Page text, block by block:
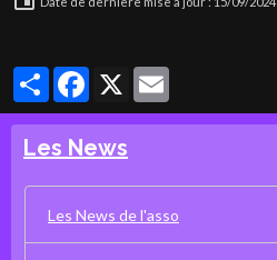
PartagerFacebook
X
Les News
Les News de l'asso